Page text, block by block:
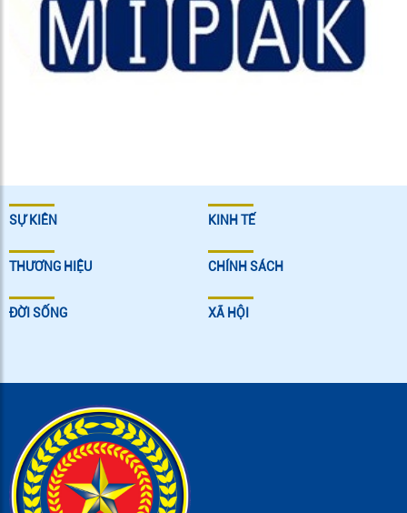
SỰ KIÊN KINH TẾ
THƯƠNG HIỆU CHÍNH SÁCH
ĐỜI SỐNG XÃ HỘI